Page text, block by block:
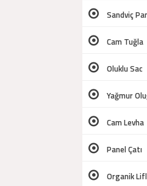
Sandviç
Cam Tuğla
Oluklu Sac
Yağmur
Cam Levha
Panel Çatı
Organik